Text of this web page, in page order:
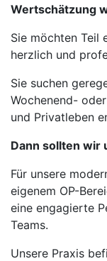
Wertschätzung
Sie möchten Teil
herzlich und
Sie suchen
Wochenend-
und Privatleben
Dann sollten wir
Für unsere
eigenem OP-
eine engagierte
Teams.
Unsere Praxis